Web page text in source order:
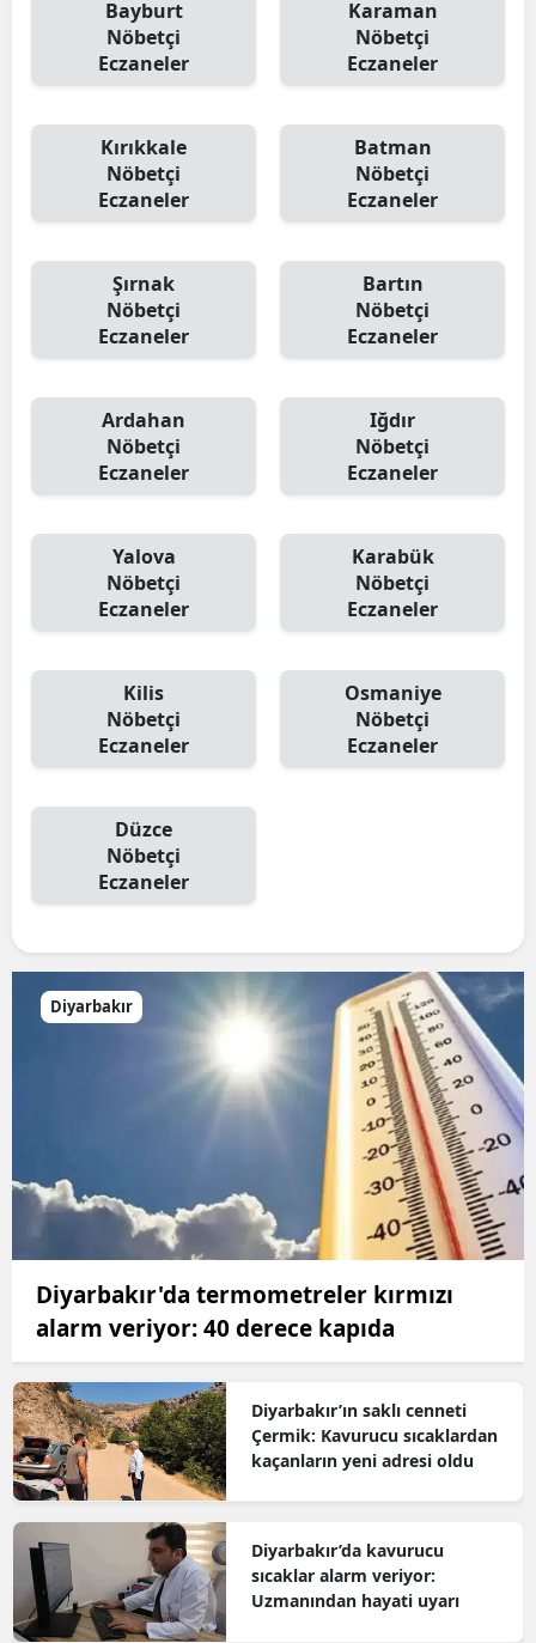
Bayburt
Nöbetçi
Eczaneler
Karaman
Nöbetçi
Eczaneler
Kırıkkale
Nöbetçi
Eczaneler
Batman
Nöbetçi
Eczaneler
Şırnak
Nöbetçi
Eczaneler
Bartın
Nöbetçi
Eczaneler
Ardahan
Nöbetçi
Eczaneler
Iğdır
Nöbetçi
Eczaneler
Yalova
Nöbetçi
Eczaneler
Karabük
Nöbetçi
Eczaneler
Kilis
Nöbetçi
Eczaneler
Osmaniye
Nöbetçi
Eczaneler
Düzce
Nöbetçi
Eczaneler
Diyarbakır
Diyarbakır'da termometreler kırmızı
alarm veriyor: 40 derece kapıda
Diyarbakır’ın saklı cenneti
Çermik: Kavurucu sıcaklardan
kaçanların yeni adresi oldu
Diyarbakır’da kavurucu
sıcaklar alarm veriyor:
Uzmanından hayati uyarı